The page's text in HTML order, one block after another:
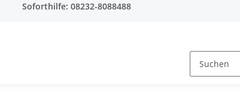
Soforthilfe: 08232-8088488